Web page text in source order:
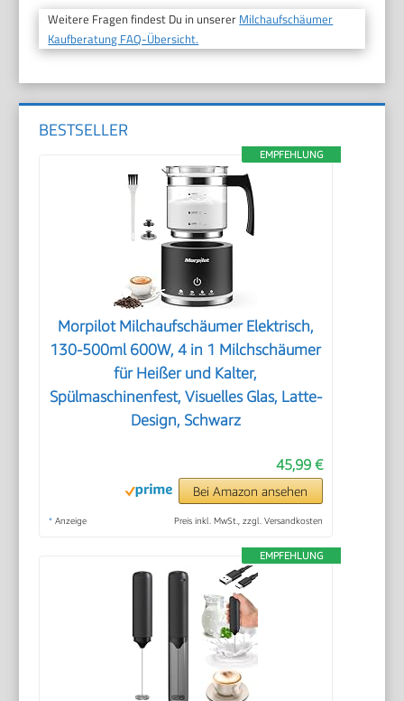
Weitere Fragen findest Du in unserer Milchaufschäumer
Kaufberatung FAQ-Übersicht.
BESTSELLER
EMPFEHLUNG
Morpilot Milchaufschäumer Elektrisch,
130-500ml 600W, 4 in 1 Milchschäumer
für Heißer und Kalter,
Spülmaschinenfest, Visuelles Glas, Latte-
Design, Schwarz
45,99 €
Bei Amazon ansehen
* Anzeige Preis inkl. MwSt., zzgl. Versandkosten
EMPFEHLUNG